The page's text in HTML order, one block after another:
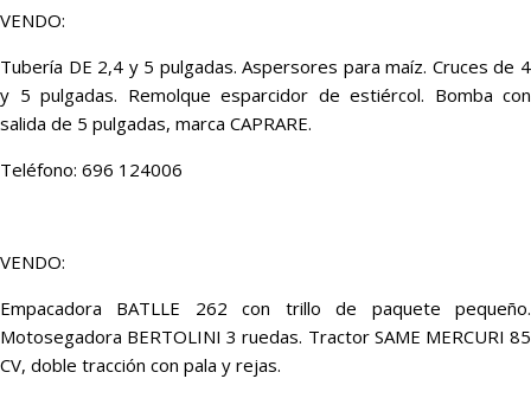
VENDO:
Tubería DE 2,4 y 5 pulgadas. Aspersores para maíz. Cruces de 4
y 5 pulgadas. Remolque esparcidor de estiércol. Bomba con
salida de 5 pulgadas, marca CAPRARE.
Teléfono: 696 124006
VENDO:
Empacadora BATLLE 262 con trillo de paquete pequeño.
Motosegadora BERTOLINI 3 ruedas. Tractor SAME MERCURI 85
CV, doble tracción con pala y rejas.